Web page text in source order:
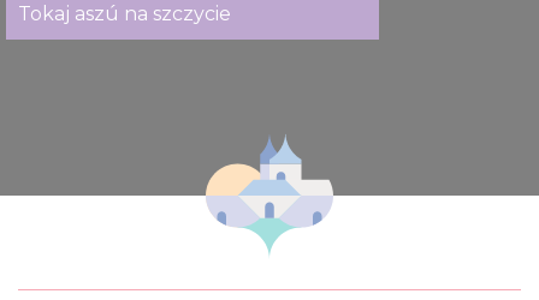
Tokaj aszú na szczycie